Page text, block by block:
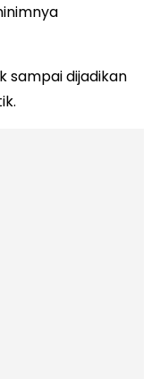
sampai dijadikan